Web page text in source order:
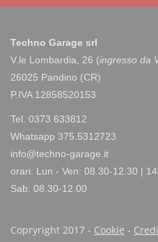
Techno Garage srl
V.le Lombardia, 26 (ingresso da
26025 Pandino (CR)
P.IVA 12858520153
Tel. 0373 633812
Whatsapp 375.5312723
info@techno-garage.it
orari: Lun - Ven: 08.30-12.30 |
Sab: 08.30-12.00
Copryright 2017 - Cookie -